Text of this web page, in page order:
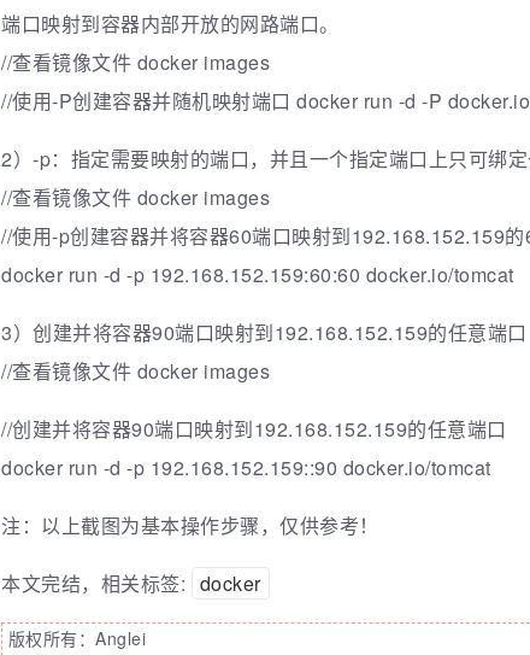
端口映射到容器内部开放的网路端口。
//查看镜像文件 docker images
//使用-P创建容器并随机映射端口 docker run -d -P
2）-p：指定需要映射的端口，并且一个指定端口上只可绑定
//查看镜像文件 docker images
//使用-p创建容器并将容器60端口映射到192.168.152.159的
docker run -d -p 192.168.152.159:60:60 docker.io/tomcat
3）创建并将容器90端口映射到192.168.152.159的任意端口
//查看镜像文件 docker images
//创建并将容器90端口映射到192.168.152.159的任意端口
docker run -d -p 192.168.152.159::90 docker.io/tomcat
注：以上截图为基本操作步骤，仅供参考！
本文完结，相关标签: docker
版权所有：Anglei